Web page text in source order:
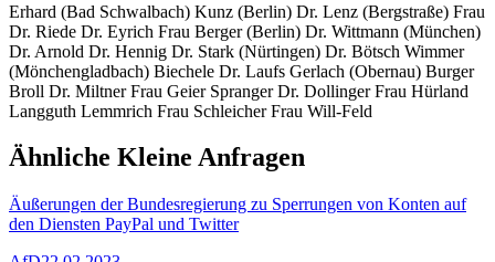
Erhard (Bad Schwalbach) Kunz (Berlin) Dr. Lenz (Bergstraße) Frau
Dr. Riede Dr. Eyrich Frau Berger (Berlin) Dr. Wittmann (München)
Dr. Arnold Dr. Hennig Dr. Stark (Nürtingen) Dr. Bötsch Wimmer
(Mönchengladbach) Biechele Dr. Laufs Gerlach (Obernau) Burger
Broll Dr. Miltner Frau Geier Spranger Dr. Dollinger Frau Hürland
Langguth Lemmrich Frau Schleicher Frau Will-Feld
Ähnliche Kleine Anfragen
Äußerungen der Bundesregierung zu Sperrungen von Konten auf
den Diensten PayPal und Twitter